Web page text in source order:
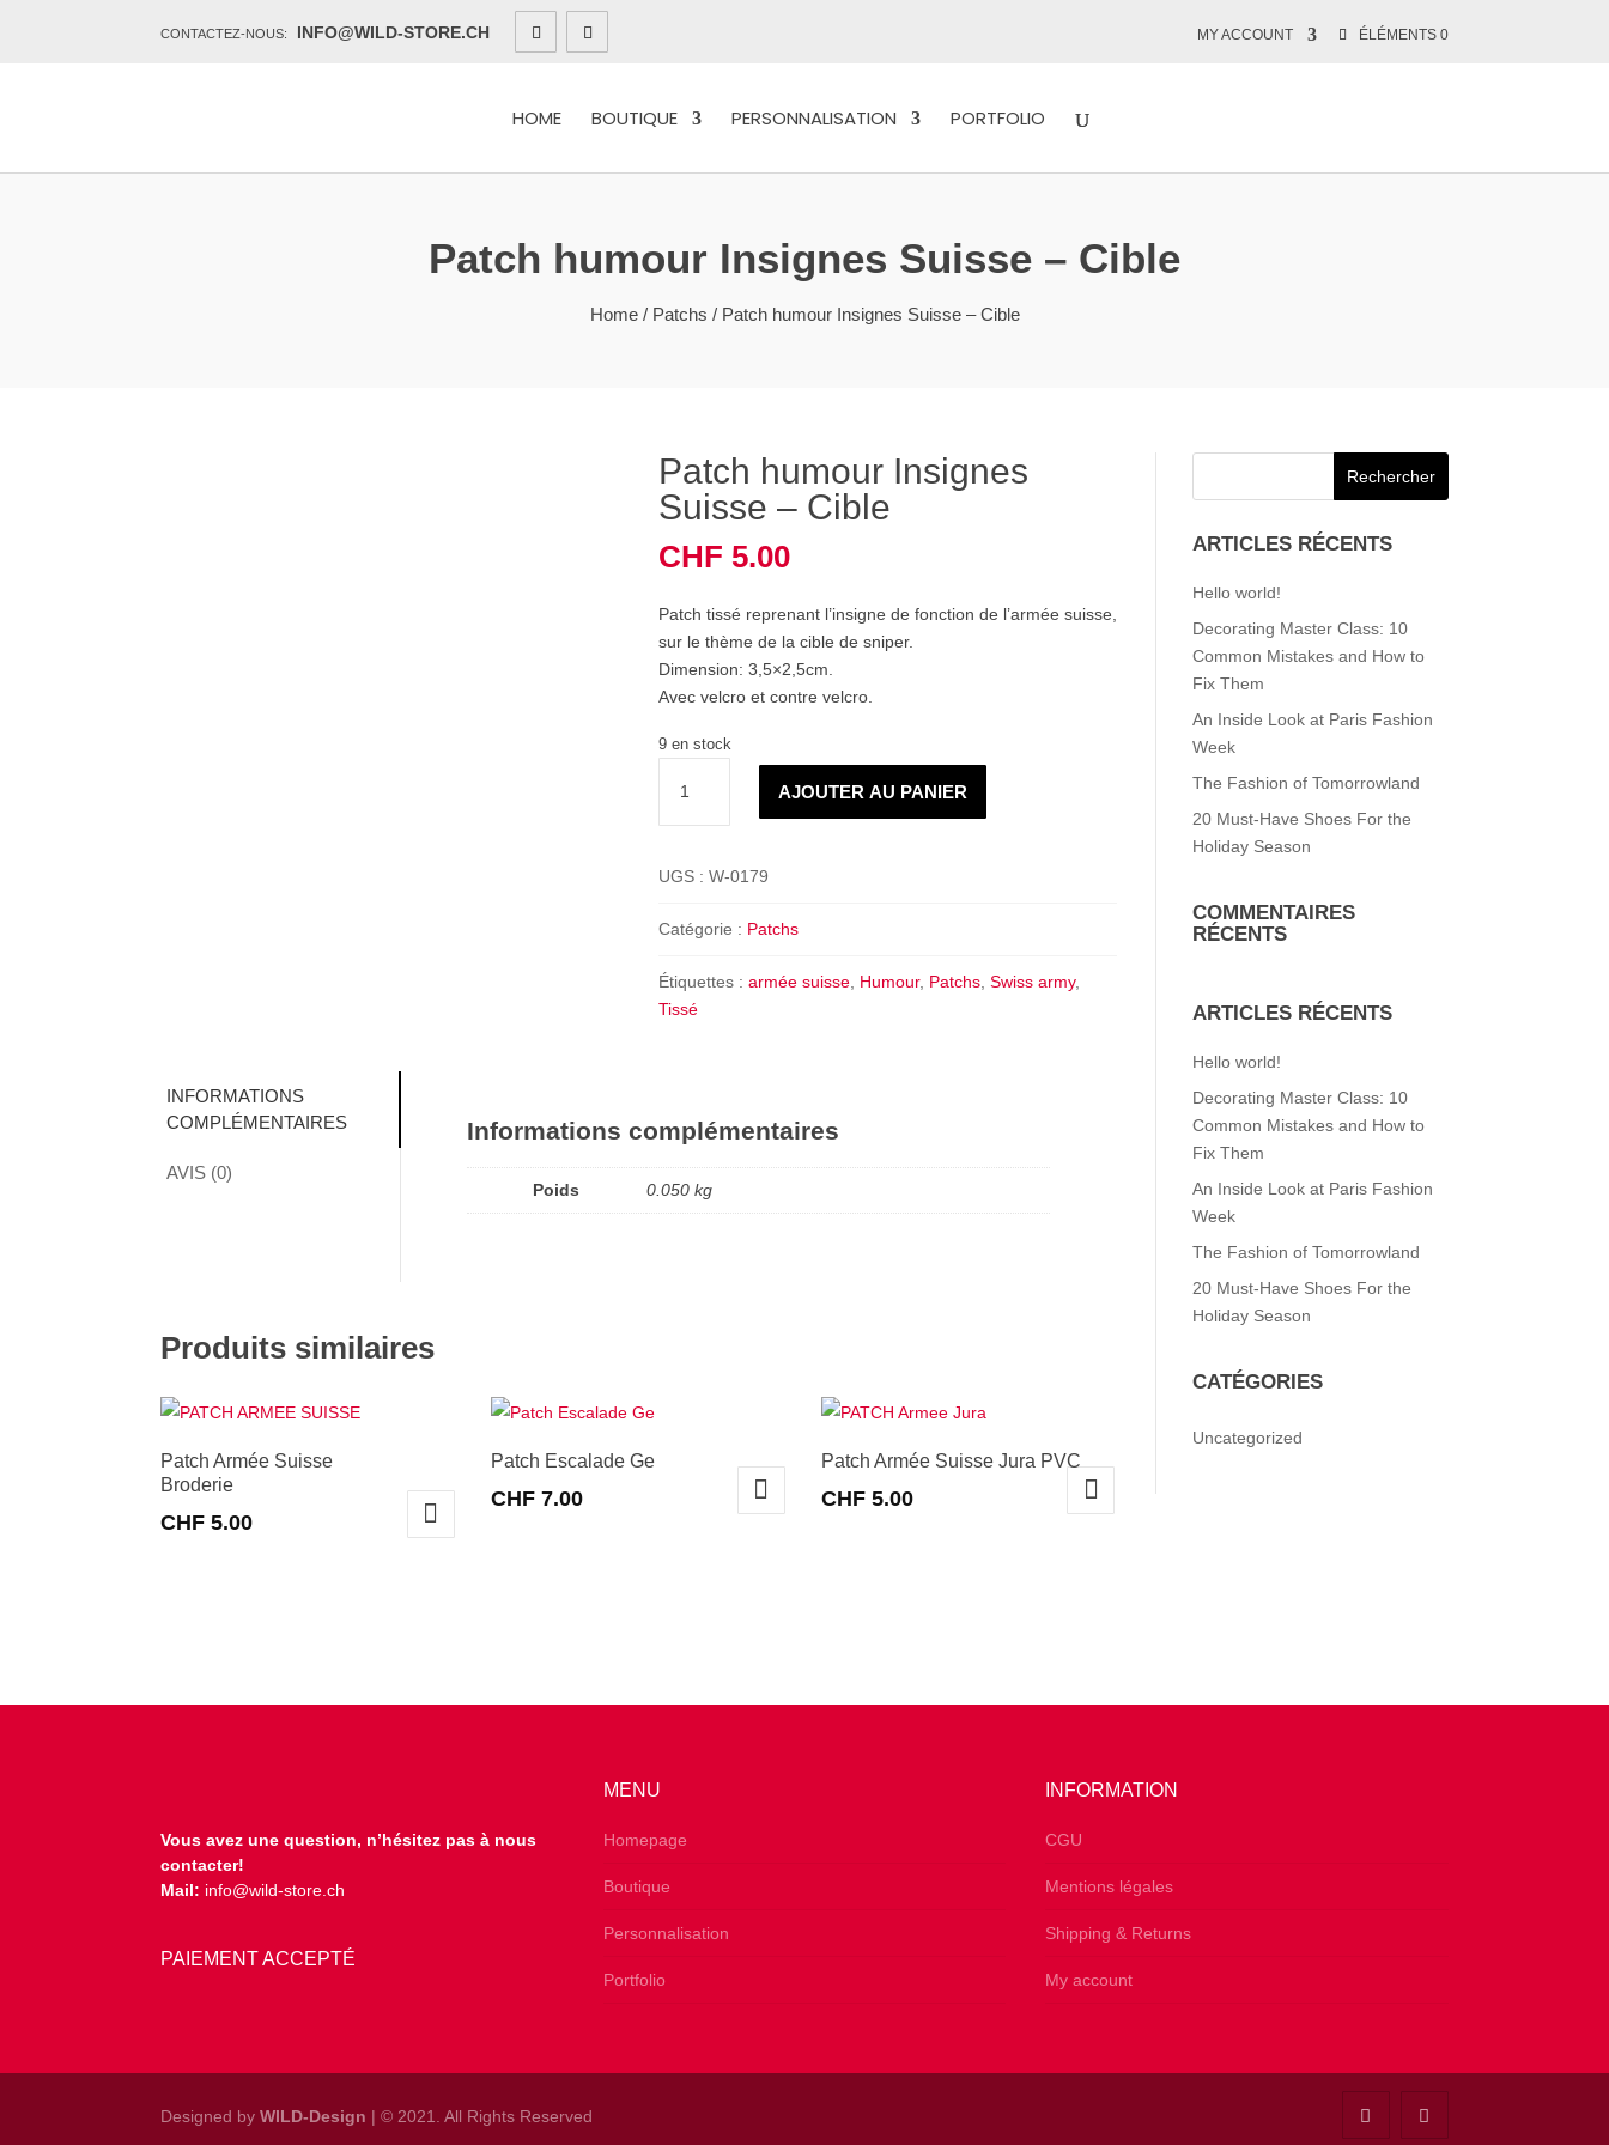
CONTACTEZ-NOUS: INFO@WILD-STORE.CH MY ACCOUNT ÉLÉMENTS 0
HOME BOUTIQUE PERSONNALISATION PORTFOLIO
Patch humour Insignes Suisse – Cible
Home/ Patchs / Patch humour Insignes Suisse – Cible
Patch humour Insignes
Suisse – Cible
CHF 5.00
Patch tissé reprenant l’insigne de fonction de l’armée suisse,
sur le thème de la cible de sniper.
Dimension: 3,5×2,5cm.
Avec velcro et contre velcro.
9 en stock
Patch
Insignes
–
AJOUTER AU PANIER
UGS : W-0179
Catégorie : Patchs
Étiquettes : armée suisse, Humour, Patchs, Swiss army,
Tissé
INFORMATIONS
COMPLÉMENTAIRES
AVIS (0)
Informations complémentaires
Poids 0.050 kg
Produits similaires
Patch Armée Suisse
Broderie
CHF 5.00
Patch Escalade Ge
CHF 7.00
Patch Armée Suisse Jura PVC
CHF 5.00
ARTICLES RÉCENTS
Hello world!
Decorating Master Class: 10
Common Mistakes and How to
Fix Them
An Inside Look at Paris Fashion
Week
The Fashion of Tomorrowland
20 Must-Have Shoes For the
Holiday Season
COMMENTAIRES
RÉCENTS
ARTICLES RÉCENTS
Hello world!
Decorating Master Class: 10
Common Mistakes and How to
Fix Them
An Inside Look at Paris Fashion
Week
The Fashion of Tomorrowland
20 Must-Have Shoes For the
Holiday Season
CATÉGORIES
Uncategorized
Vous avez une question, n’hésitez pas à nous
contacter!
Mail: info@wild-store.ch
PAIEMENT ACCEPTÉ
MENU
Homepage
Boutique
Personnalisation
Portfolio
INFORMATION
CGU
Mentions légales
Shipping & Returns
My account
Designed byWILD-Design | © 2021. All Rights Reserved